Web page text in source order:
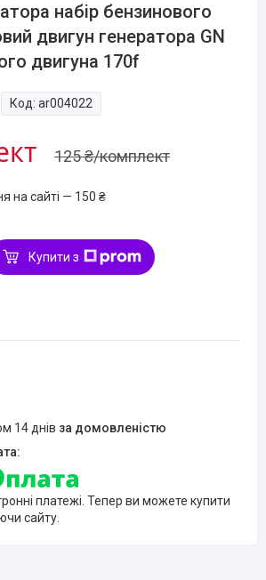
набір бензинового
двигун генератора GN
двигуна 170f
Код:ar004022
125 ₴/комплект
на сайті — 150 ₴
Купити з
14 днів за домовленістю
платежі. Тепер ви можете купити
сайту.